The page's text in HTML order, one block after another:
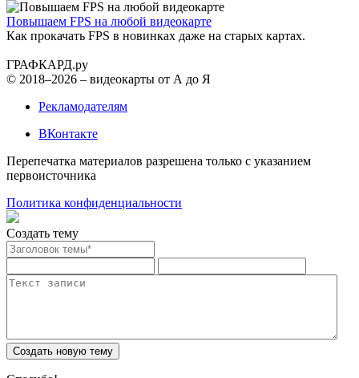
Повышаем FPS на любой видеокарте
Как прокачать FPS в новинках даже на старых картах.
ГРАФКАРД.ру
© 2018–2026 – видеокарты от А до Я
Рекламодателям
ВКонтакте
Перепечатка материалов разрешена только с указанием
первоисточника
Политика конфиденциальности
Создать тему